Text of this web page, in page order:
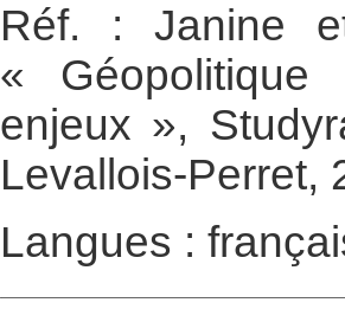
Réf. : Janine
«
enjeux »,
Levallois-Perret,
Langues :